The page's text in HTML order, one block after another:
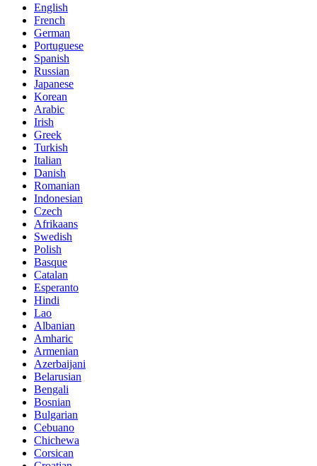
English
French
German
Portuguese
Spanish
Russian
Japanese
Korean
Arabic
Irish
Greek
Turkish
Italian
Danish
Romanian
Indonesian
Czech
Afrikaans
Swedish
Polish
Basque
Catalan
Esperanto
Hindi
Lao
Albanian
Amharic
Armenian
Azerbaijani
Belarusian
Bengali
Bosnian
Bulgarian
Cebuano
Chichewa
Corsican